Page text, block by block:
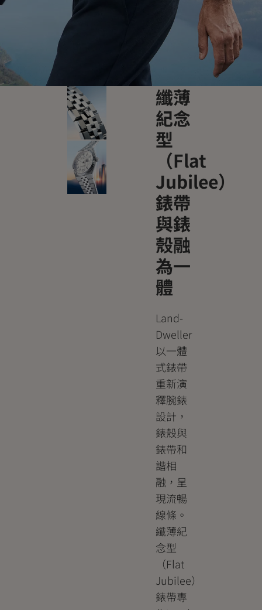
纖薄
紀念
型
（Flat
Jubilee）
錶帶
與錶
殼融
為一
體
Land-
Dweller
以一體
式錶帶
重新演
釋腕錶
設計，
錶殼與
錶帶和
諧相
融，呈
現流暢
線條。
纖薄紀
念型
（Flat
Jubilee）
錶帶專